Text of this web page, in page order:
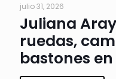
julio 31, 2026
Juliana
ruedas,
bastones